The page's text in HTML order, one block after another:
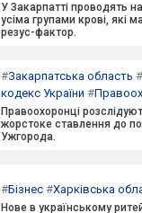
У Закарпатті проводять
усіма групами крові, які
резус-фактор.
#Закарпатська область #
кодекс України #
Правоохоронці
жорстоке ставлення до
Ужгорода.
#Бізнес #Харківська
Нове в українському